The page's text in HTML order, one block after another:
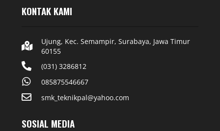
KONTAK KAMI
Ujung, Kec. Semampir, Surabaya, Jawa Timur
60155
(031) 3286812
085875546667
smk_teknikpal@yahoo.com
SOSIAL MEDIA